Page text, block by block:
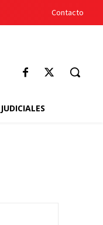
Contacto